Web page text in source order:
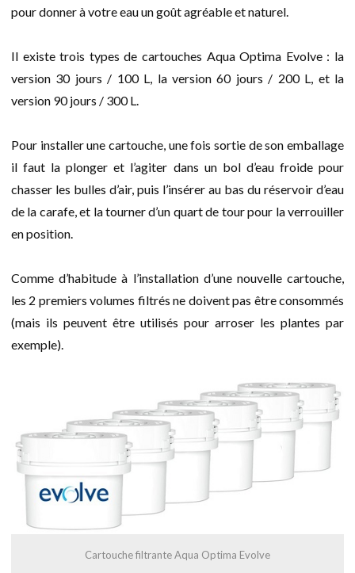
pour donner à votre eau un goût agréable et naturel.
Il existe trois types de cartouches Aqua Optima Evolve : la
version 30 jours / 100 L, la version 60 jours / 200 L, et la
version 90 jours / 300 L.
Pour installer une cartouche, une fois sortie de son emballage
il faut la plonger et l’agiter dans un bol d’eau froide pour
chasser les bulles d’air, puis l’insérer au bas du réservoir d’eau
de la carafe, et la tourner d’un quart de tour pour la verrouiller
en position.
Comme d’habitude à l’installation d’une nouvelle cartouche,
les 2 premiers volumes filtrés ne doivent pas être consommés
(mais ils peuvent être utilisés pour arroser les plantes par
exemple).
Cartouche filtrante Aqua Optima Evolve